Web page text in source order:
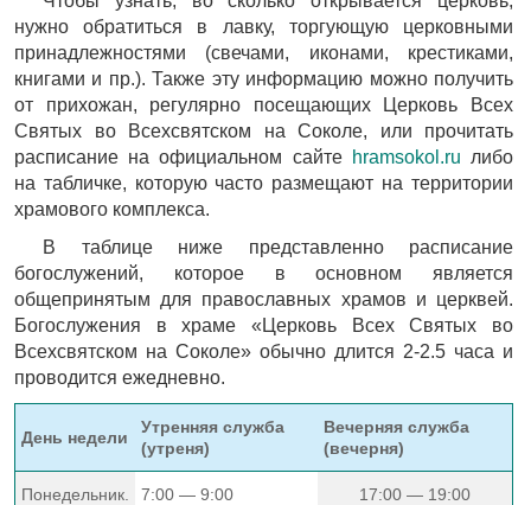
нужно обратиться в лавку, торгующую церковными
принадлежностями (свечами, иконами, крестиками,
книгами и пр.). Также эту информацию можно получить
от прихожан, регулярно посещающих Церковь Всех
Святых во Всехсвятском на Соколе, или прочитать
расписание на официальном сайте hramsokol.ru либо
на табличке, которую часто размещают на территории
храмового комплекса.
В таблице ниже представленно расписание
богослужений, которое в основном является
общепринятым для православных храмов и церквей.
Богослужения в храме «Церковь Всех Святых во
Всехсвятском на Соколе» обычно длится 2-2.5 часа и
проводится ежедневно.
День недели
Утренняя служба
(утреня)
Вечерняя служба
(вечерня)
Понедельник. 7:00 — 9:00 17:00 — 19:00